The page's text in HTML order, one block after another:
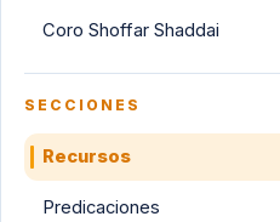
Coro Shoffar Shaddai
SECCIONES
Recursos
Predicaciones